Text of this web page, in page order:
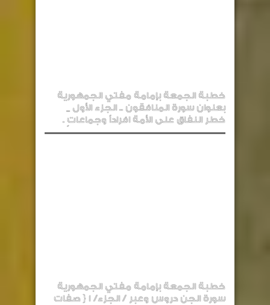
خطبة الجمعة بإمامة مفتي الجمهورية
بعنوان سورة المنافقون .. الجزء الأول _
خطر النفاق على الأمة افراداً وجماعاتٍ .
خطبة الجمعة بإمامة مفتي الجمهورية
سورة الجن دروس وعبر / الجزء/ 1 { صفات